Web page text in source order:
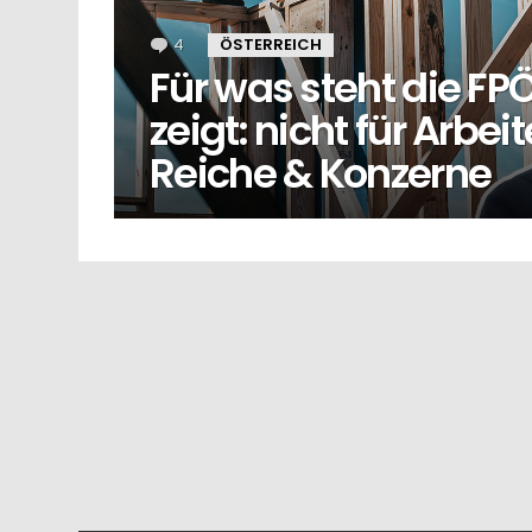
4 Kommentare
ÖSTERREICH
Für was steht die
zeigt: nicht für
Reiche & Konzerne